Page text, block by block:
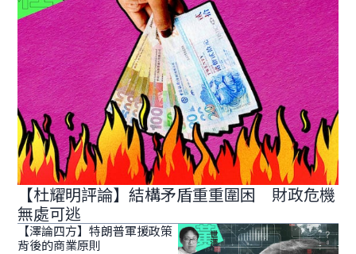
【杜耀明評論】結構矛盾重重圍困 財政危機
無處可逃
【澤論四方】特朗普軍援政策
背後的商業原則